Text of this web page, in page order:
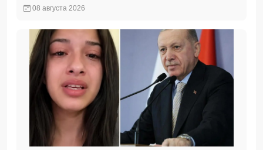
08 августа 2026